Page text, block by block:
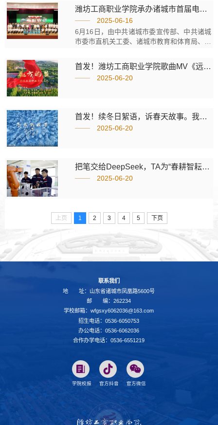
潍坊工商职业学院承办诸城市首届电影节圆满落幕 光影盛宴彰显影视文化魅力
2025-06-16
6月16日，由中共诸城市委宣传部、中共诸城
市委市直机关工委、诸城市教育和体育局、诸
院、诸城市电影电视艺术协会承办的诸城市首
届电影节在我校隆重举行。市委常委、宣传部
部长、教育工委书记、市总工会主席李晓明，
与全市电影爱好者共襄光影盛宴。作为承办单
位及重要参与者，...
首发！潍坊工商职业学院歌曲MV《远方的梦》送别2024届毕业生
2025-06-20
首发！续冬日絮语，诉春天故事。我校教师为母校深情献唱原创歌曲《冬天的故事》
2025-06-20
把笔交给DeepSeek，TA为“春耕智耘”的潍坊工商职业学院写下这样的诗篇
2025-06-20
上页 1 2 3 4 5 下页
联系我们
地 址：山东省诸城市凤凰路5600号
邮 编：262234
学校邮箱：wfgsxy6062036@163.com
招生电话：0536-6050753
办公电话：0536-6062036
合作办学电话：0536-6551219
学院校报 官方抖音 官方微信